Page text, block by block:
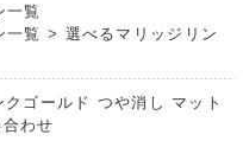
一覧
一覧 > 選べるマリッジリン
ゴールド つや消し マット
わせ